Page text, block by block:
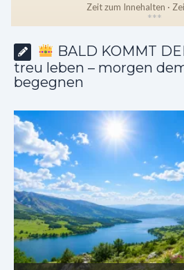
Zeit zum Innehalten ·
***
BALD KOMMT
treu leben – morgen
begegnen